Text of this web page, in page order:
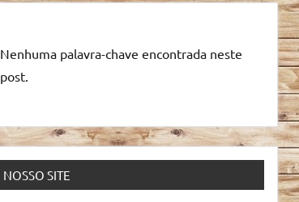
Nenhuma palavra-chave encontrada neste
post.
NOSSO SITE